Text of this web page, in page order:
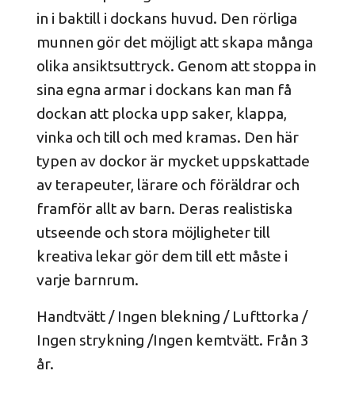
in i baktill i dockans huvud. Den rörliga
munnen gör det möjligt att skapa många
olika ansiktsuttryck. Genom att stoppa in
sina egna armar i dockans kan man få
dockan att plocka upp saker, klappa,
vinka och till och med kramas. Den här
typen av dockor är mycket uppskattade
av terapeuter, lärare och föräldrar och
framför allt av barn. Deras realistiska
utseende och stora möjligheter till
kreativa lekar gör dem till ett måste i
varje barnrum.
Handtvätt / Ingen blekning / Lufttorka /
Ingen strykning /Ingen kemtvätt. Från 3
år.